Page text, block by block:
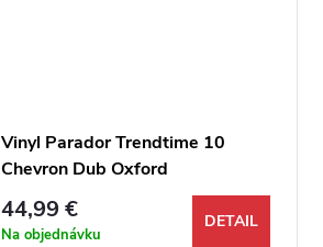
Vinyl Parador Trendtime 10
Chevron Dub Oxford
karamelovo-hnedý M4V
44,99 €
Na objednávku
DETAIL